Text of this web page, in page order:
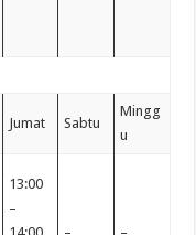
Jumat Sabtu
Mingg
u
13:00
–